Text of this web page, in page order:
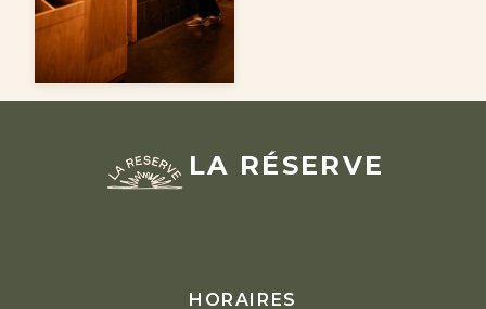
LA RÉSERVE
HORAIRES